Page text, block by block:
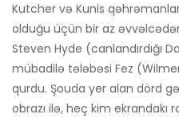
Kutcher və Kunis
olduğu üçün bir az
Steven Hyde (canlandırdığı
mübadilə tələbəsi Fez
qurdu. Şouda yer alan dörd
obrazı ilə, heç kim ekrandakı